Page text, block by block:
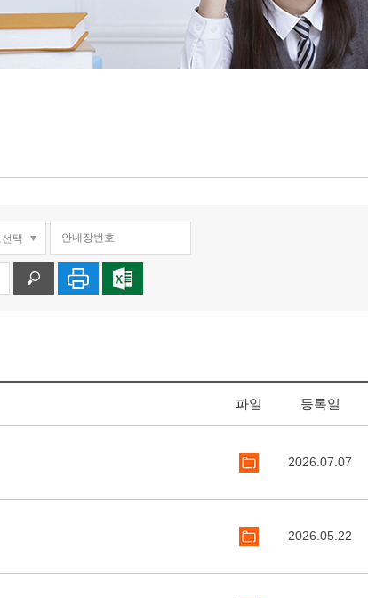
파일 등록일
2026.07.07
2026.05.22